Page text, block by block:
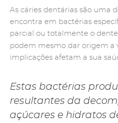
As cáries dentárias são uma
encontra em bactérias
parcial ou totalmente o
podem mesmo dar origem a
implicações afetam a sua
Estas bactérias
resultantes da
açúcares e hidratos